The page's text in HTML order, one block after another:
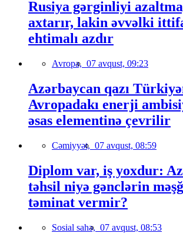
Rusiya gərginliyi
axtarır, lakin əvvəlki
ehtimalı azdır
Avropa, 07 avqust, 09:23
Azərbaycan qazı
Avropadakı enerji
əsas elementinə çevrilir
Cəmiyyət, 07 avqust, 08:59
Diplom var, iş yoxdur:
təhsil niyə gənclərin
təminat vermir?
Sosial sahə, 07 avqust, 08:53